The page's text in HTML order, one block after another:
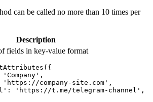
can be called no more than 10 times per
Description
fields in key-value format
'Company',
company-site.com',
'https://t.me/telegram-channel',